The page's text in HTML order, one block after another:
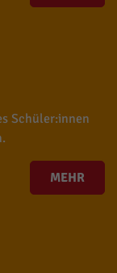
Schüler:innen
MEHR